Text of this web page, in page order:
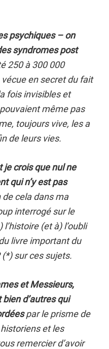
psychiques – on
syndromes post
250 à 300 000
en secret du fait
fois invisibles et
même pas
toujours vive, les a
de leurs vies.
je crois que nul ne
qui n’y est pas
de cela dans ma
interrogé sur le
(et à) l’oubli
livre important du
(*) sur ces sujets.
et Messieurs,
d’autres qui
par le prisme de
et les
remercier d’avoir